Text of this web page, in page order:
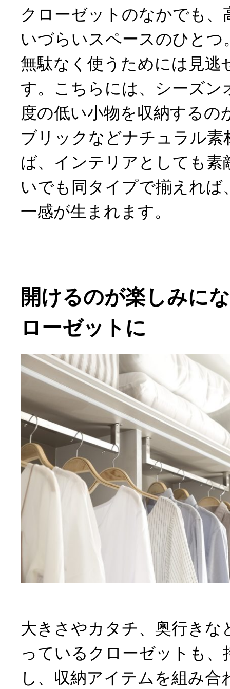
クローゼットのなかでも、
いづらいスペースのひとつ
無駄なく使うためには見逃
す。こちらには、シーズン
度の低い小物を収納するの
ブリックなどナチュラル素
ば、インテリアとしても素
いでも同タイプで揃えれば
一感が生まれます。
開けるのが楽しみに
ローゼットに
大きさやカタチ、奥行きな
っているクローゼットも、
し、収納アイテムを組み合